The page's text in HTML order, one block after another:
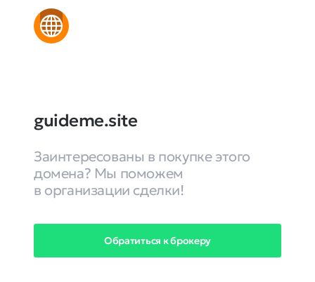
guideme.site
Заинтересованы в покупке этого
домена? Мы поможем
в организации сделки!
Обратиться к брокеру